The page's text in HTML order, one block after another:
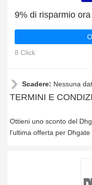
9% di risparmio
8 Click
Scadere: Nessuna
TERMINI E
Ottieni uno sconto del
l'ultima offerta per Dhgate